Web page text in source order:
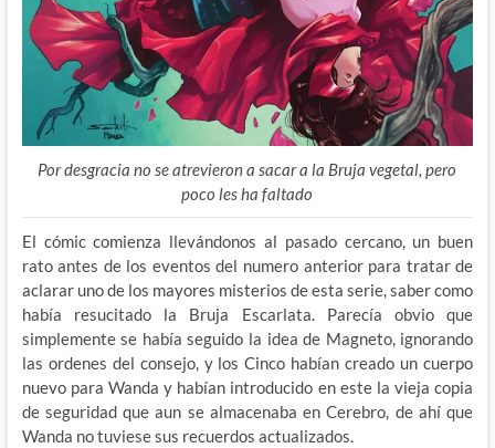
Por desgracia no se atrevieron a sacar a la Bruja vegetal, pero
poco les ha faltado
El cómic comienza llevándonos al pasado cercano, un buen
rato antes de los eventos del numero anterior para tratar de
aclarar uno de los mayores misterios de esta serie, saber como
había resucitado la Bruja Escarlata. Parecía obvio que
simplemente se había seguido la idea de Magneto, ignorando
las ordenes del consejo, y los Cinco habían creado un cuerpo
nuevo para Wanda y habían introducido en este la vieja copia
de seguridad que aun se almacenaba en Cerebro, de ahí que
Wanda no tuviese sus recuerdos actualizados.